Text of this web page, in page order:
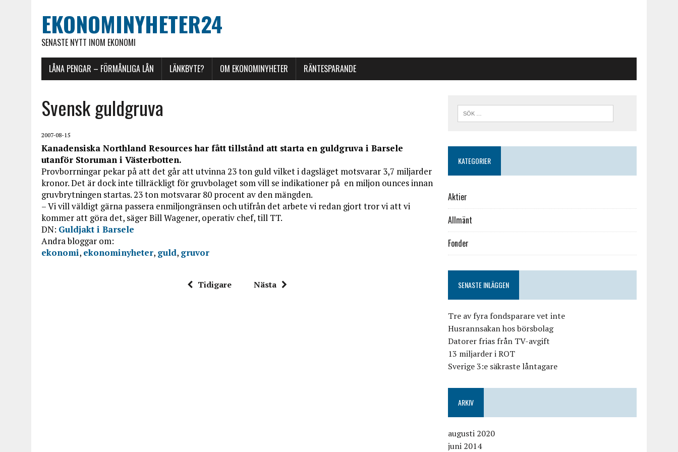
EKONOMINYHETER24
SENASTE NYTT INOM EKONOMI
LÅNA PENGAR – FÖRMÅNLIGA LÅN LÄNKBYTE? OM EKONOMINYHETER RÄNTESPARANDE
Svensk guldgruva
2007-08-15
Kanadensiska Northland Resources har fått tillstånd att starta en guldgruva i Barsele
utanför Storuman i Västerbotten.
Provborrningar pekar på att det går att utvinna 23 ton guld vilket i dagsläget motsvarar 3,7 miljarder
kronor. Det är dock inte tillräckligt för gruvbolaget som vill se indikationer på en miljon ounces innan
gruvbrytningen startas. 23 ton motsvarar 80 procent av den mängden.
– Vi vill väldigt gärna passera enmiljongränsen och utifrån det arbete vi redan gjort tror vi att vi
kommer att göra det, säger Bill Wagener, operativ chef, till TT.
DN: Guldjakt i Barsele
Andra bloggar om:
ekonomi, ekonominyheter, guld, gruvor
Tidigare Nästa
KATEGORIER
Aktier
Allmänt
Fonder
SENASTE INLÄGGEN
Tre av fyra fondsparare vet inte
Husrannsakan hos börsbolag
Datorer frias från TV-avgift
13 miljarder i ROT
Sverige 3:e säkraste låntagare
ARKIV
augusti 2020
juni 2014